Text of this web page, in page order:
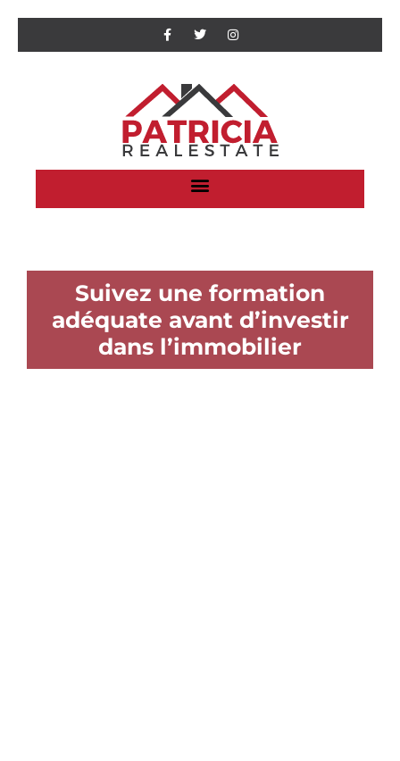
Suivez une formation
adéquate avant d’investir
dans l’immobilier